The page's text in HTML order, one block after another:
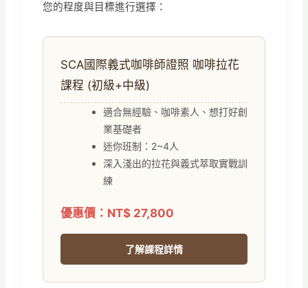
您的程度與目標進行選擇：
SCA國際義式咖啡師證照 咖啡拉花
課程 (初級+中級)
適合無經驗、咖啡素人、想打好創
業基礎者
迷你班制：2~4人
深入淺出的拉花與義式萃取實戰訓
練
優惠價：NT$ 27,800
了解課程詳情